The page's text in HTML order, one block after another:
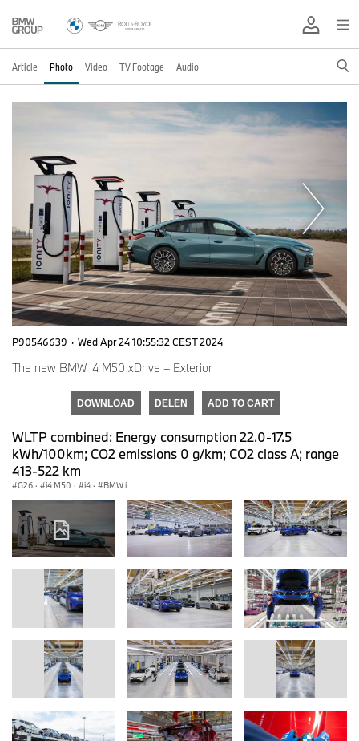
Article Photo Video TV Footage Audio
P90546639 · Wed Apr 24 10:55:32 CEST 2024
The new BMW i4 M50 xDrive – Exterior
DOWNLOAD DELEN ADD TO CART
WLTP combined: Energy consumption 22.0-17.5
kWh/100km; CO2 emissions 0 g/km; CO2 class A; range
413-522 km
G26 · i4 M50 · i4 · BMW i